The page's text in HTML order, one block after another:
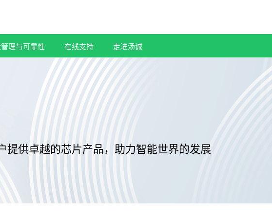
理与可靠性 在线支持 走进汤诚
提供卓越的芯片产品，助力智能世界的发展